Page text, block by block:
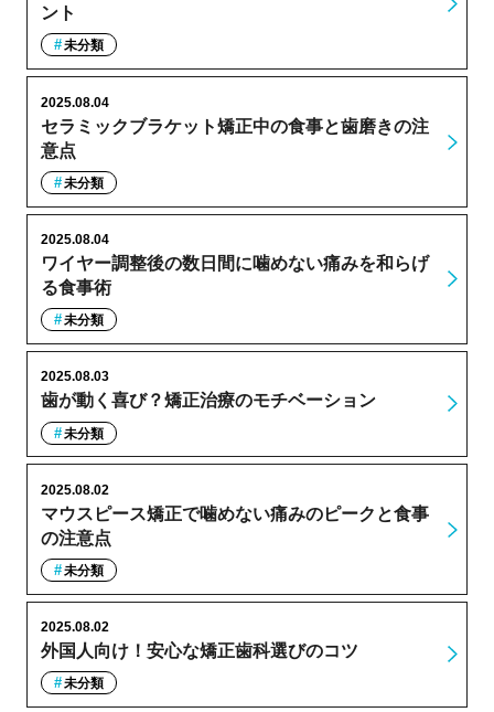
ント
未分類
セラミックブラケット矯正中の食事と歯磨きの注
意点
2025.08.04
未分類
ワイヤー調整後の数日間に噛めない痛みを和らげ
る食事術
2025.08.04
未分類
歯が動く喜び？矯正治療のモチベーション
2025.08.03
未分類
マウスピース矯正で噛めない痛みのピークと食事
の注意点
2025.08.02
未分類
外国人向け！安心な矯正歯科選びのコツ
2025.08.02
未分類